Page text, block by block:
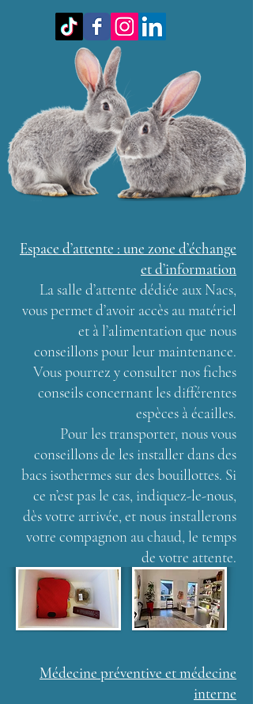
Espace d’attente : une zone d’échange
et d’information
La salle d’attente dédiée aux Nacs,
vous permet d’avoir accès au matériel
et à l’alimentation que nous
conseillons pour leur maintenance.
Vous pourrez y consulter nos fiches
conseils concernant les différentes
espèces à écailles.
Pour les transporter, nous vous
conseillons de les installer dans des
bacs isothermes sur des bouillottes. Si
ce n’est pas le cas, indiquez-le-nous,
dès votre arrivée, et nous installerons
votre compagnon au chaud, le temps
de votre attente.
Médecine préventive et médecine
interne